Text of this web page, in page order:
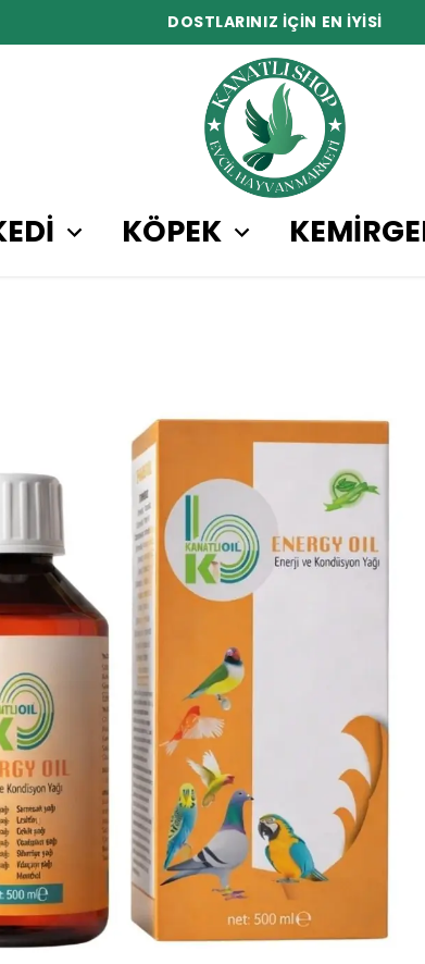
DOSTLARINIZ İÇİN EN İYİSİ
KÖPEK